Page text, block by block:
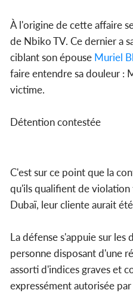
À l'origine de cette affaire
de Nbiko TV. Ce dernier a
ciblant son épouse Muriel
faire entendre sa douleur :
victime.
Détention contestée
C'est sur ce point que la
qu'ils qualifient de violation
Dubaï, leur cliente aurait
La défense s'appuie sur
personne disposant d'une
assorti d'indices graves et
expressément autorisée